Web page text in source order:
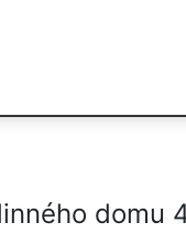
domu